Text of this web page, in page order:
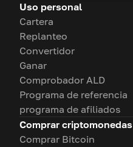
Uso personal
Cartera
Replanteo
Convertidor
Ganar
Comprobador ALD
Programa de referencia
programa de afiliados
Comprar criptomonedas
Comprar Bitcoin